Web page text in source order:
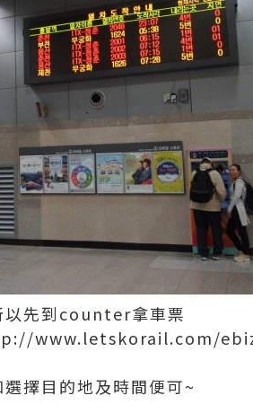
以先到counter拿車票
www.letskorail.com/
擇目的地及時間便可~